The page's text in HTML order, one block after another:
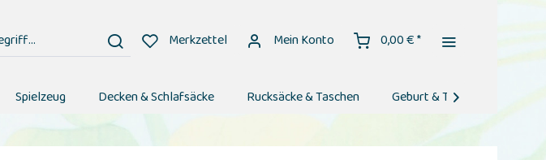
Merkzettel Mein Konto 0,00 € *
Spielzeug Decken & Schlafsäcke Rucksäcke & Taschen Geburt & Taufe
